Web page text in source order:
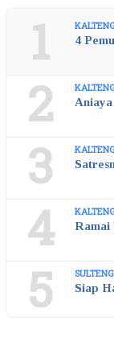
1 4
2
3
4 Ramai
5 SULTENG
Siap